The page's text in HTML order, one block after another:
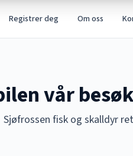
Registrer deg Om oss
vår
Sjøfrossen fisk og skalldyr